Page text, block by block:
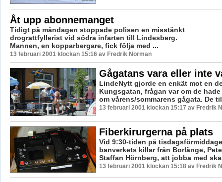
Åt upp abonnemanget
Tidigt på måndagen stoppade polisen en misstänkt
drograttfyllerist vid södra infarten till Lindesberg.
Mannen, en kopparbergare, fick följa med ...
13 februari 2001 klockan 15:16 av Fredrik Norman
Gågatans vara eller inte
LindeNytt gjorde en enkät mot en
Kungsgatan, frågan var om de
om vårens/sommarens gågata. De
13 februari 2001 klockan 15:17 av Fredrik
Fiberkirurgerna på plats
Vid 9:30-tiden på
banverkets killar från Borlänge,
Staffan Hörnberg, att jobba med
13 februari 2001 klockan 15:18 av Fredrik